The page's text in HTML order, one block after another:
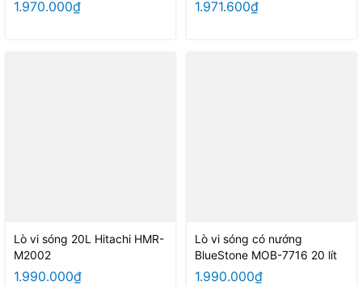
1.970.000₫ 1.971.600₫
Lò vi sóng 20L Hitachi HMR-
M2002
1.990.000₫
Lò vi sóng có nướng
BlueStone MOB-7716 20 lít
1.990.000₫